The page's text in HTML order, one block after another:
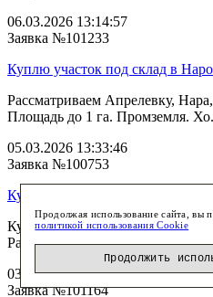
06.03.2026 13:14:57
Заявка №101233
Куплю участок под склад в
Рассматриваем Апрелевку,
Площадь до 1 га. Промземля.
05.03.2026 13:33:46
Заявка №100753
Куплю участок от 30 га под
Куплю от 30 га
Рассмотрю любое направление,
03.03.2026 12:39:33
Заявка №101164
Продолжая использование сайта, вы
политикой использования Cookie
Продолжить